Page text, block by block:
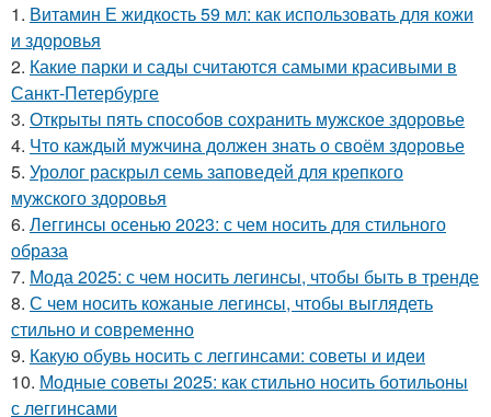
1. Витамин Е жидкость 59 мл: как использовать для кожи
и здоровья
2. Какие парки и сады считаются самыми красивыми в
Санкт-Петербурге
3. Открыты пять способов сохранить мужское здоровье
4. Что каждый мужчина должен знать о своём здоровье
5. Уролог раскрыл семь заповедей для крепкого
мужского здоровья
6. Леггинсы осенью 2023: с чем носить для стильного
образа
7. Мода 2025: с чем носить легинсы, чтобы быть в тренде
8. С чем носить кожаные легинсы, чтобы выглядеть
стильно и современно
9. Какую обувь носить с леггинсами: советы и идеи
10. Модные советы 2025: как стильно носить ботильоны
с леггинсами